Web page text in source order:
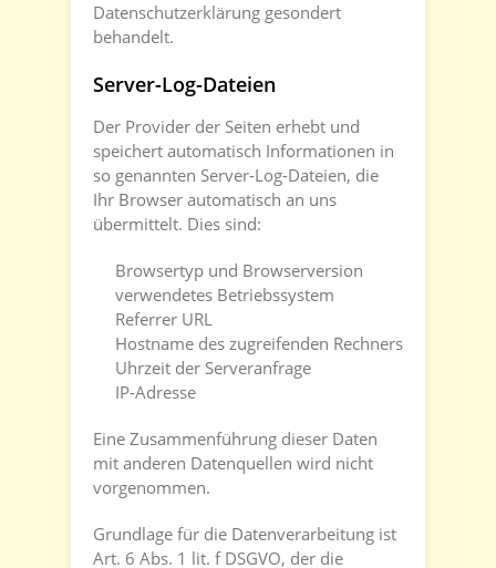
Datenschutzerklärung gesondert
behandelt.
Server-Log-Dateien
Der Provider der Seiten erhebt und
speichert automatisch Informationen in
so genannten Server-Log-Dateien, die
Ihr Browser automatisch an uns
übermittelt. Dies sind:
Browsertyp und Browserversion
verwendetes Betriebssystem
Referrer URL
Hostname des zugreifenden Rechners
Uhrzeit der Serveranfrage
IP-Adresse
Eine Zusammenführung dieser Daten
mit anderen Datenquellen wird nicht
vorgenommen.
Grundlage für die Datenverarbeitung ist
Art. 6 Abs. 1 lit. f DSGVO, der die